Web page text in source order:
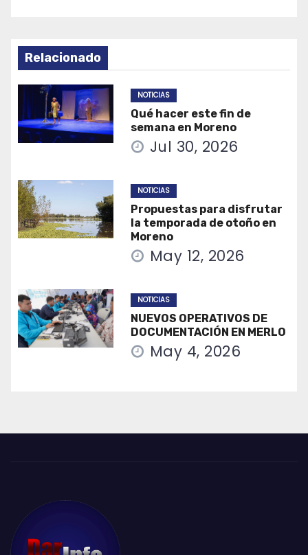
Relacionado
NOTICIAS
Qué hacer este fin de
semana en Moreno
Jul 30, 2026
NOTICIAS
Propuestas para disfrutar
la temporada de otoño en
Moreno
May 12, 2026
NOTICIAS
NUEVOS OPERATIVOS DE
DOCUMENTACIÓN EN MERLO
May 4, 2026